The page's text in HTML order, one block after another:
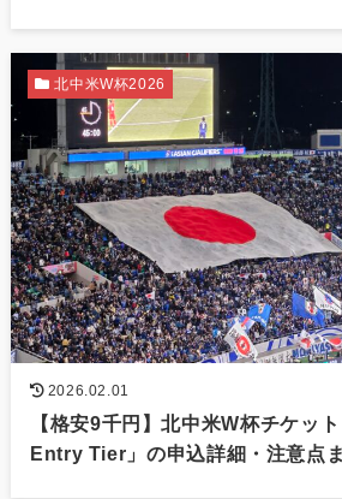
2026.02.01
【格安9千円】北中米W杯チケッ
Entry Tier」の申込詳細・注意点
北中米W杯2026